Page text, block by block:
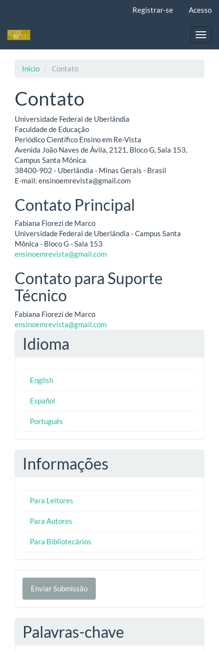
principal
Registrar-se Acesso
Início Contato
Contato
Universidade Federal de Uberlândia
Faculdade de Educação
Periódico Científico Ensino em Re-Vista
Avenida João Naves de Ávila, 2121, Bloco G, Sala 153,
Campus Santa Mônica
38400-902 - Uberlândia - Minas Gerais - Brasil
E-mail: ensinoemrevista@gmail.com
Contato Principal
Fabiana Fiorezi de Marco
Universidade Federal de Uberlândia - Campus Santa
Mônica - Bloco G - Sala 153
ensinoemrevista@gmail.com
Contato para Suporte
Técnico
Fabiana Fiorezi de Marco
ensinoemrevista@gmail.com
Idioma
English
Español
Português
Informações
Para Leitores
Para Autores
Para Bibliotecários
Enviar
Submissão
Enviar Submissão
Palavras-chave